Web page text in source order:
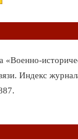
«Военно-
Индекс